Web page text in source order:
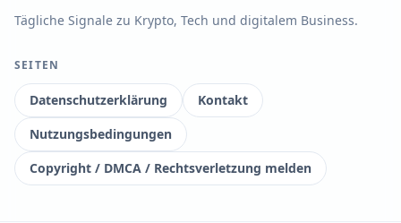
Tägliche Signale zu Krypto, Tech und digitalem Business.
SEITEN
Datenschutzerklärung
Kontakt
Nutzungsbedingungen
Copyright / DMCA / Rechtsverletzung melden